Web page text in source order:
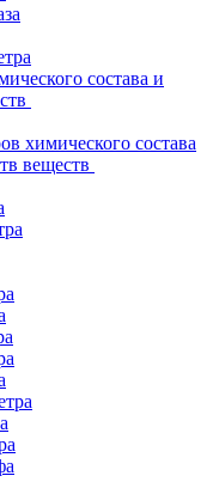
состава и
химического состава
веществ